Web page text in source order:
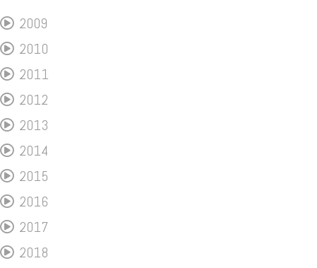
2009
2010
2011
2012
2013
2014
2015
2016
2017
2018